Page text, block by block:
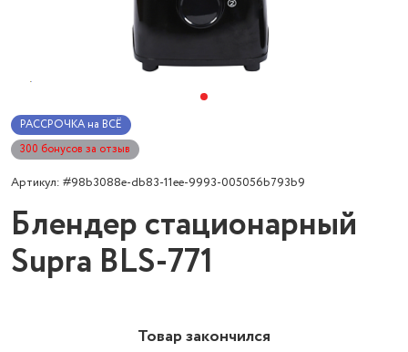
РАССРОЧКА на ВСЁ
300 бонусов за отзыв
Артикул: #98b3088e-db83-11ee-9993-005056b793b9
Блендер стационарный
Supra BLS-771
Товар закончился